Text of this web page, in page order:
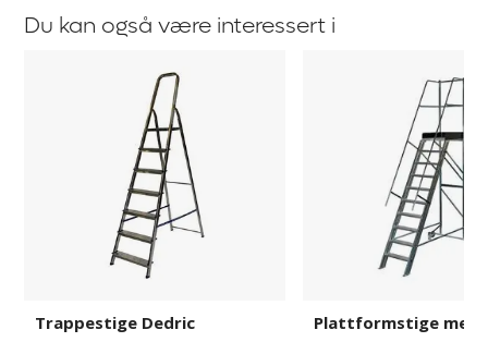
Du kan også være interessert i
Trappestige Dedric
Plattformstige med